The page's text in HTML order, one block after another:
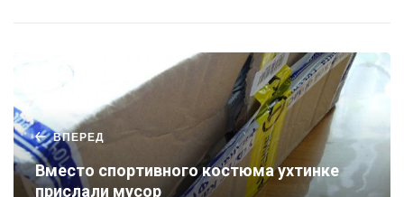
ВПЕРЕД
Вместо спортивного костюма ухтинке
прислали мусор